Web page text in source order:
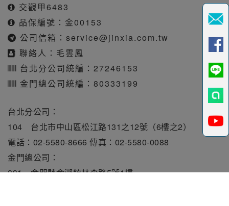
交觀甲6483
品保編號：金00153
公司信箱： service@jinxia.com.tw
聯絡人：毛雲鳳
台北分公司統編：27246153
金門總公司統編：80333199
台北分公司：
104 台北市中山區松江路131之12號（6樓之2）
電話：02-5580-8666 傳真：02-5580-0088
金門總公司：
891 金門縣金湖鎮林森路5號1樓